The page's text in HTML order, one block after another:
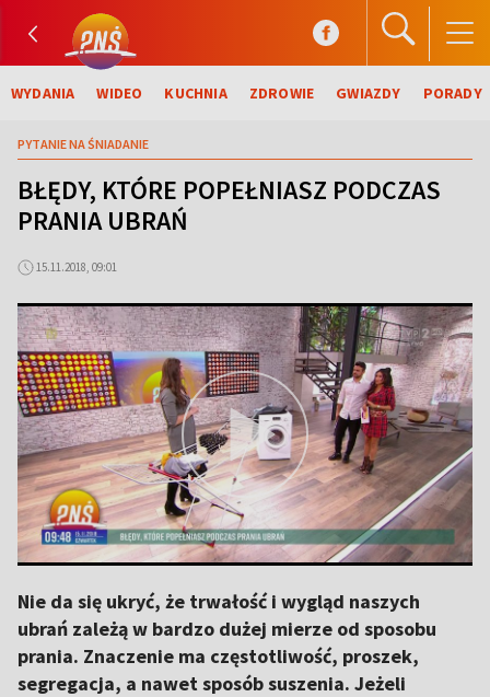
WYDANIA WIDEO KUCHNIA ZDROWIE GWIAZDY PORADY
PYTANIE NA ŚNIADANIE
BŁĘDY, KTÓRE POPEŁNIASZ PODCZAS
PRANIA UBRAŃ
15.11.2018, 09:01
Nie da się ukryć, że trwałość i wygląd naszych
ubrań zależą w bardzo dużej mierze od sposobu
prania. Znaczenie ma częstotliwość, proszek,
segregacja, a nawet sposób suszenia. Jeżeli